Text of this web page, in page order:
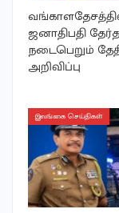
ஜனாதிபதி
நடைபெறும்
அறிவிப்பு
இலங்கை செய்திகள்